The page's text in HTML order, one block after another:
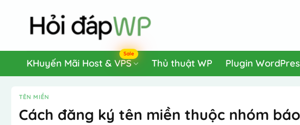
KHuyến Mãi Host & VPS
Sale
Thủ thuật WP Plugin
TÊN MIỀN
Cách đăng ký tên miền thuộc nhóm